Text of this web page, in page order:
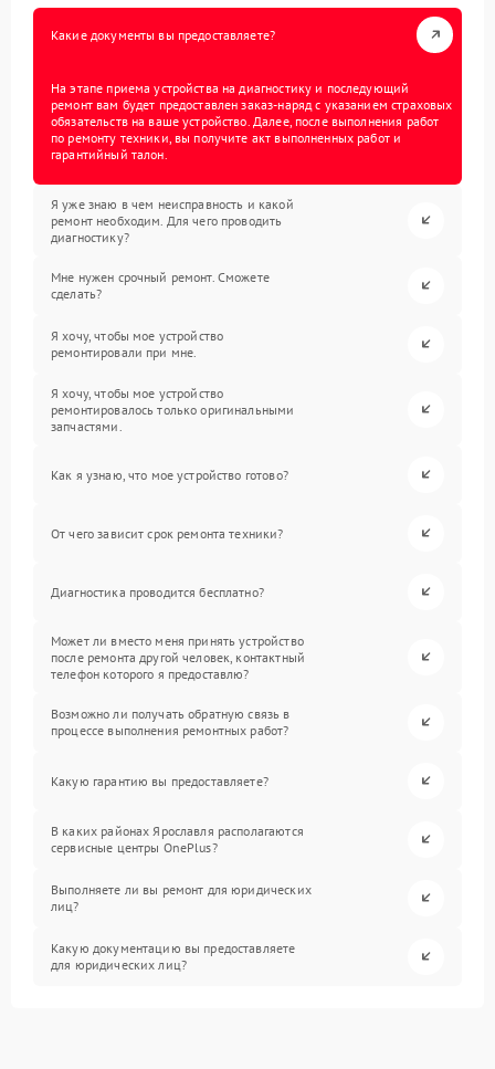
Какие документы вы предоставляете?
На этапе приема устройства на диагностику и последующий
ремонт вам будет предоставлен заказ-наряд с указанием страховых
обязательств на ваше устройство. Далее, после выполнения работ
по ремонту техники, вы получите акт выполненных работ и
гарантийный талон.
Я уже знаю в чем неисправность и какой
ремонт необходим. Для чего проводить
диагностику?
Мне нужен срочный ремонт. Сможете
сделать?
Я хочу, чтобы мое устройство
ремонтировали при мне.
Я хочу, чтобы мое устройство
ремонтировалось только оригинальными
запчастями.
Как я узнаю, что мое устройство готово?
От чего зависит срок ремонта техники?
Диагностика проводится бесплатно?
Может ли вместо меня принять устройство
после ремонта другой человек, контактный
телефон которого я предоставлю?
Возможно ли получать обратную связь в
процессе выполнения ремонтных работ?
Какую гарантию вы предоставляете?
В каких районах Ярославля располагаются
сервисные центры OnePlus?
Выполняете ли вы ремонт для юридических
лиц?
Какую документацию вы предоставляете
для юридических лиц?